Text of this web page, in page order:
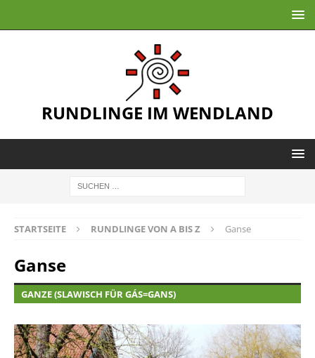
RUNDLINGE IM WENDLAND
STARTSEITE RUNDLINGE VON A BIS Z Ganse
Ganse
GANZE (SLAWISCH FÜR GÁS=GANS)